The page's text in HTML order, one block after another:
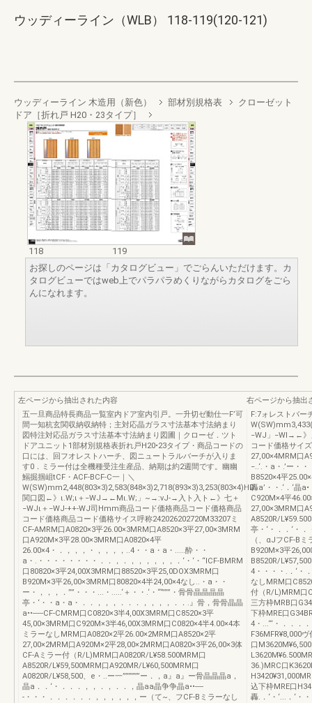
ウッディーライン（WLB） 118-119(120-121)
ウッディーライン 木造用（新色） 部材別規格表
クローゼット
ドア［折れ戸 H20・23タイプ］
118
119
お探しのページは「カタログビュー」でごらんいただけます。カ
タログビューではweb上でパラパラめくりながらカタログをごら
んになれます。
左ページから抽出された内容
五一旦商品特長商品一覧室内ドア室内引戸。一升切ゼ動仕一F’可
間一知杭玄関収納収納特；主対応晶ガラス寸法基本寸法納まり
図特注対応品ガラス寸法基本寸法納まり図圃｜クローゼ．ツト
ドアユニット1部材別規格表折れ戸H20•23タイプ・商品コードの
口には、回フオレストハーチ、図ニュートラルバーチが入りま
す0．ミラー付は全機種受注生産品、納期は約2週間です。幽幽
鰯掘掴岨tCF・ACF-BCF-C一｜＼
W(SW)mm2,448(803×3)2,583(848×3)2,718(893×3)3,253(803×4)HD
関口図←》ι.W;ι＋−WJ→←Mι.W;」~→:vJ-→入ト入ト←》七＋
−WJι＋−WJ-++-WJ司Hmm商品コード価格商品コード価格商品
コード価格商品コード価格サイス呼称242026202720M33207ミ
CF-AMRM口A0820×3平26.00×3MRM口A8520×3平27,00×3MRM
口A920M×3平28.00×3MRM口A0820×4平
26.00×4・．，，，・，，，，..4・・a・a・.....酔・・
a・.・・・・・・・・．．，．，，，，，，．‘・‘・“ICF-BMRM
口80820×3平24,00X3MRM口88520×3平25,0DOX3MRM口
B920M×3平26,00×3MRM口80820×4半24,00×4なし..・a・・
ー・，，，．””・・・...・.....‘＋・・.‘・“‘”””・骨骨晶晶晶晶
亭・‘・・a・a・．．，，，．．．，，，，．．.』骨，骨骨晶晶
a••-----CF-CMRM口C0820×3半4,00X3MRM口C8520×3平
45,00×3MRM口C920M×3半46,00X3MRM口C0820×4半4.00×4本
ミラーなしMRM口A0820×2平26.00×2MRM口A8520×2平
27,00×2MRM口A920M×2平28,00×2MRM口A0820×3平26,00×3体
CF-Aミラー付（R/L)MRM口A0820R/L¥58.500MRM口
A8520R/L¥59,500MRM口A920MR/L¥60,500MRM口
A0820R/L¥58,500、e・..ー一””””””ー．，a』a』ー骨晶晶晶a，
晶a．．‘・．．．，，．，．．，晶aa晶争争晶a••----
-・・・．．．．．．，，，，，，ー（て~、フCF-Bミラーなし
右ページから抽出
F:7ォレストバー
−WJ」−WI→←》
コード価格サイ
27,00×4MRM口
−..‘.・a・.’ー・・
B8520×4平
轟a’・・.‘．‘晶
C920M×4平
27,00×3MRM口
A8520R/
亭・‘・．．‘・
（、αJフCF-B
B920M×3平
B8520R/
4・・・・.．‘・
なしMRM口
付（R/L)MRM口
三方枠MRB口
下枠MRE口
4・...“‘・．．．
F36MFR¥8,000
口
36.)MRC口
込下枠MRE口
轟.．‘・‘...．‘・